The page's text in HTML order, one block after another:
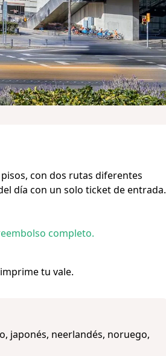
con dos rutas diferentes
día con un solo ticket de entrada.
completo.
tu vale.
japonés, neerlandés, noruego,